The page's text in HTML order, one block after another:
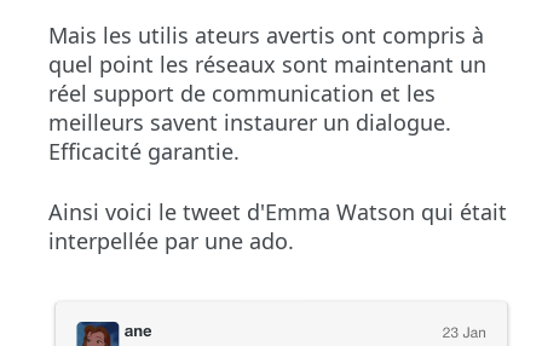
Mais les utilis ateurs avertis ont compris à
quel point les réseaux sont maintenant un
réel support de communication et les
meilleurs savent instaurer un dialogue.
Efficacité garantie.
Ainsi voici le tweet d'Emma Watson qui était
interpellée par une ado.